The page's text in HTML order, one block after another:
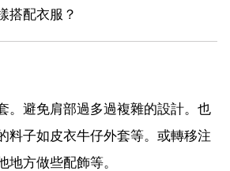
搭配衣服？
。避免肩部過多過複雜的設計。也
料子如皮衣牛仔外套等。或轉移注
地方做些配飾等。